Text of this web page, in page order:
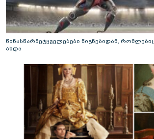
წინასწარმეტყველებები წიგნებიდან,
ახდა